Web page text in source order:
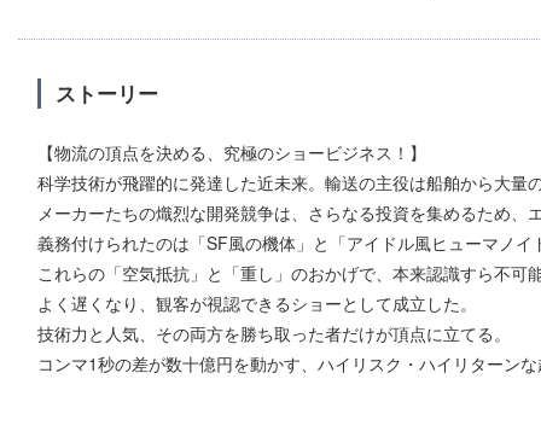
ストーリー
【物流の頂点を決める、究極のショービジネス！】
科学技術が飛躍的に発達した近未来。輸送の主役は船舶から大量
メーカーたちの熾烈な開発競争は、さらなる投資を集めるため
義務付けられたのは「SF風の機体」と「アイドル風ヒューマノ
これらの「空気抵抗」と「重し」のおかげで、本来認識すら不
よく遅くなり、観客が視認できるショーとして成立した。
技術力と人気、その両方を勝ち取った者だけが頂点に立てる。
コンマ1秒の差が数十億円を動かす、ハイリスク・ハイリターン